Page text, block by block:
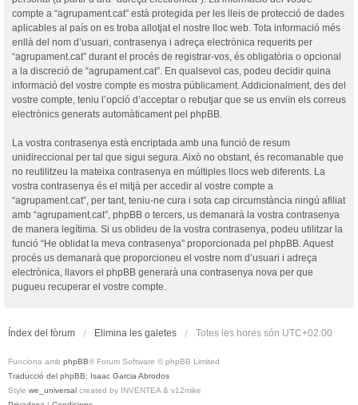
compte a “agrupament.cat” està protegida per les lleis de protecció de dades
aplicables al país on es troba allotjat el nostre lloc web. Tota informació més
enllà del nom d’usuari, contrasenya i adreça electrònica requerits per
“agrupament.cat” durant el procés de registrar-vos, és obligatòria o opcional
a la discreció de “agrupament.cat”. En qualsevol cas, podeu decidir quina
informació del vostre compte es mostra públicament. Addicionalment, des del
vostre compte, teniu l’opció d’acceptar o rebutjar que se us enviïn els correus
electrònics generats automàticament pel phpBB.
La vostra contrasenya està encriptada amb una funció de resum
unidireccional per tal que sigui segura. Això no obstant, és recomanable que
no reutilitzeu la mateixa contrasenya en múltiples llocs web diferents. La
vostra contrasenya és el mitjà per accedir al vostre compte a
“agrupament.cat”, per tant, teniu-ne cura i sota cap circumstància ningú afiliat
amb “agrupament.cat”, phpBB o tercers, us demanarà la vostra contrasenya
de manera legítima. Si us oblideu de la vostra contrasenya, podeu utilitzar la
funció “He oblidat la meva contrasenya” proporcionada pel phpBB. Aquest
procés us demanarà que proporcioneu el vostre nom d’usuari i adreça
electrònica, llavors el phpBB generarà una contrasenya nova per que
pugueu recuperar el vostre compte.
Índex del fòrum Elimina les galetes Totes les hores són UTC+02:00
Funciona amb phpBB® Forum Software © phpBB Limited
Traducció del phpBB: Isaac Garcia Abrodos
Style we_universal created by INVENTEA & v12mike